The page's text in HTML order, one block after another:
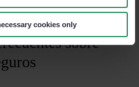
cookies only
sobre